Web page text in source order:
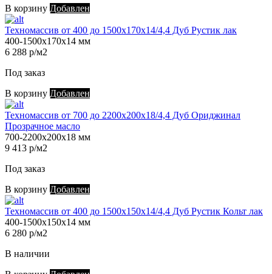
В корзину Добавлен
Техномассив от 400 до 1500х170х14/4,4 Дуб Рустик лак
400-1500х170х14 мм
6 288 р/м2
Под заказ
В корзину Добавлен
Техномассив от 700 до 2200х200х18/4,4 Дуб Ориджинал
Прозрачное масло
700-2200х200х18 мм
9 413 р/м2
Под заказ
В корзину Добавлен
Техномассив от 400 до 1500х150х14/4,4 Дуб Рустик Кольт лак
400-1500х150х14 мм
6 280 р/м2
В наличии